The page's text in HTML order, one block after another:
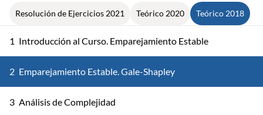
Resolución de Ejercicios 2021 Teórico 2020 Teórico 2018
1 Introducción al Curso. Emparejamiento Estable
2 Emparejamiento Estable. Gale-Shapley
3 Análisis de Complejidad